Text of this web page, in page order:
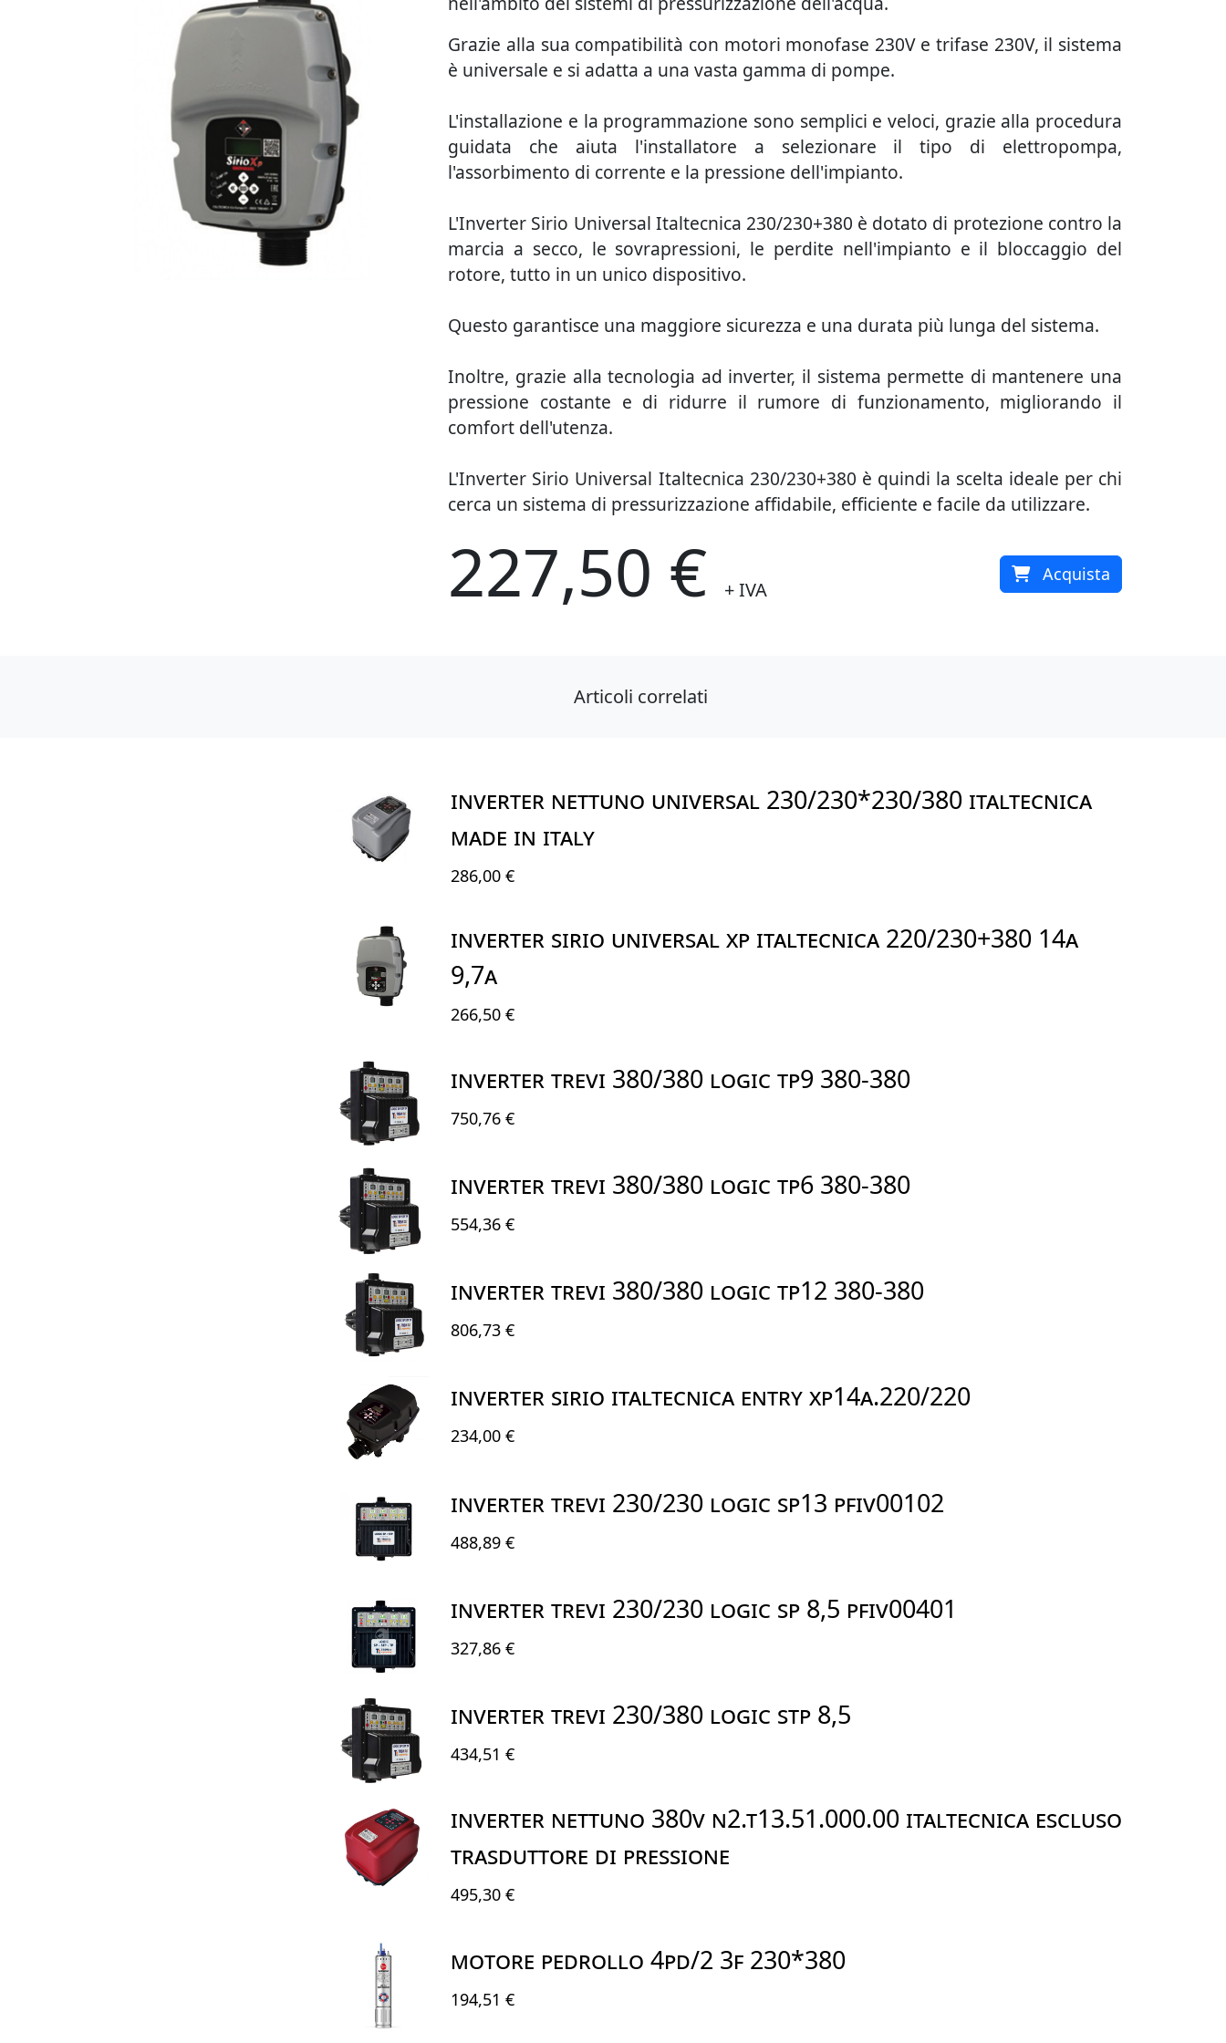
Grazie alla sua compatibilità con motori monofase 230V e trifase 230V, il sistema
è universale e si adatta a una vasta gamma di pompe.
L'installazione e la programmazione sono semplici e veloci, grazie alla procedura
guidata che aiuta l'installatore a selezionare il tipo di elettropompa,
l'assorbimento di corrente e la pressione dell'impianto.
L'Inverter Sirio Universal Italtecnica 230/230+380 è dotato di protezione contro la
marcia a secco, le sovrapressioni, le perdite nell'impianto e il bloccaggio del
rotore, tutto in un unico dispositivo.
Questo garantisce una maggiore sicurezza e una durata più lunga del sistema.
Inoltre, grazie alla tecnologia ad inverter, il sistema permette di mantenere una
pressione costante e di ridurre il rumore di funzionamento, migliorando il
comfort dell'utenza.
L'Inverter Sirio Universal Italtecnica 230/230+380 è quindi la scelta ideale per chi
cerca un sistema di pressurizzazione affidabile, efficiente e facile da utilizzare.
227,50 € + IVA
Acquista
Articoli correlati
INVERTER NETTUNO UNIVERSAL 230/230*230/380 ITALTECNICA
MADE IN ITALY
286,00 €
INVERTER SIRIO UNIVERSAL XP ITALTECNICA 220/230+380 14A
9,7A
266,50 €
INVERTER TREVI 380/380 LOGIC TP9 380-380
750,76 €
INVERTER TREVI 380/380 LOGIC TP6 380-380
554,36 €
INVERTER TREVI 380/380 LOGIC TP12 380-380
806,73 €
INVERTER SIRIO ITALTECNICA ENTRY XP14A.220/220
234,00 €
INVERTER TREVI 230/230 LOGIC SP13 PFIV00102
488,89 €
INVERTER TREVI 230/230 LOGIC SP 8,5 PFIV00401
327,86 €
INVERTER TREVI 230/380 LOGIC STP 8,5
434,51 €
INVERTER NETTUNO 380V N2.T13.51.000.00 ITALTECNICA Escluso
Trasduttore di Pressione
495,30 €
MOTORE PEDROLLO 4PD/2 3F 230*380
194,51 €